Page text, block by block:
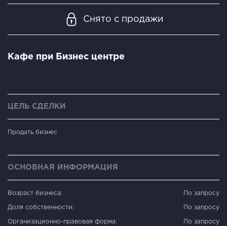
Снято с продажи
Кафе при Бизнес центре
ЦЕЛЬ СДЕЛКИ
Продать бизнес
ОСНОВНАЯ ИНФОРМАЦИЯ
Возраст бизнеса: По запросу
Доля собственности: По запросу
Организационно-правовая форма: По запросу